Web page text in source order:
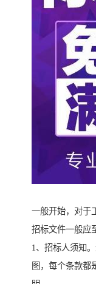
一般开始，对于
招标文件一般应
1、招标人须知
图，每个条款都